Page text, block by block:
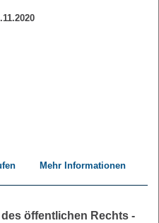
Mehr Informationen
öffentlichen Rechts -